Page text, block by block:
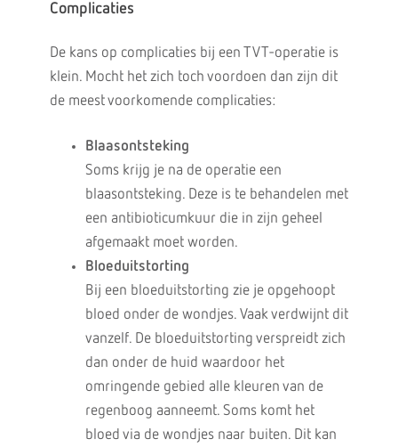
Complicaties
De kans op complicaties bij een TVT-operatie is
klein. Mocht het zich toch voordoen dan zijn dit
de meest voorkomende complicaties:
Blaasontsteking
Soms krijg je na de operatie een
blaasontsteking. Deze is te behandelen met
een antibioticumkuur die in zijn geheel
afgemaakt moet worden.
Bloeduitstorting
Bij een bloeduitstorting zie je opgehoopt
bloed onder de wondjes. Vaak verdwijnt dit
vanzelf. De bloeduitstorting verspreidt zich
dan onder de huid waardoor het
omringende gebied alle kleuren van de
regenboog aanneemt. Soms komt het
bloed via de wondjes naar buiten. Dit kan